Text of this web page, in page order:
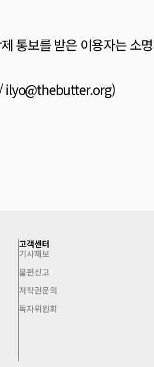
통보를 받은 이용자는 소
ilyo@thebutter.org)
고객센터
기사제보
불편신고
저작권문의
독자위원회